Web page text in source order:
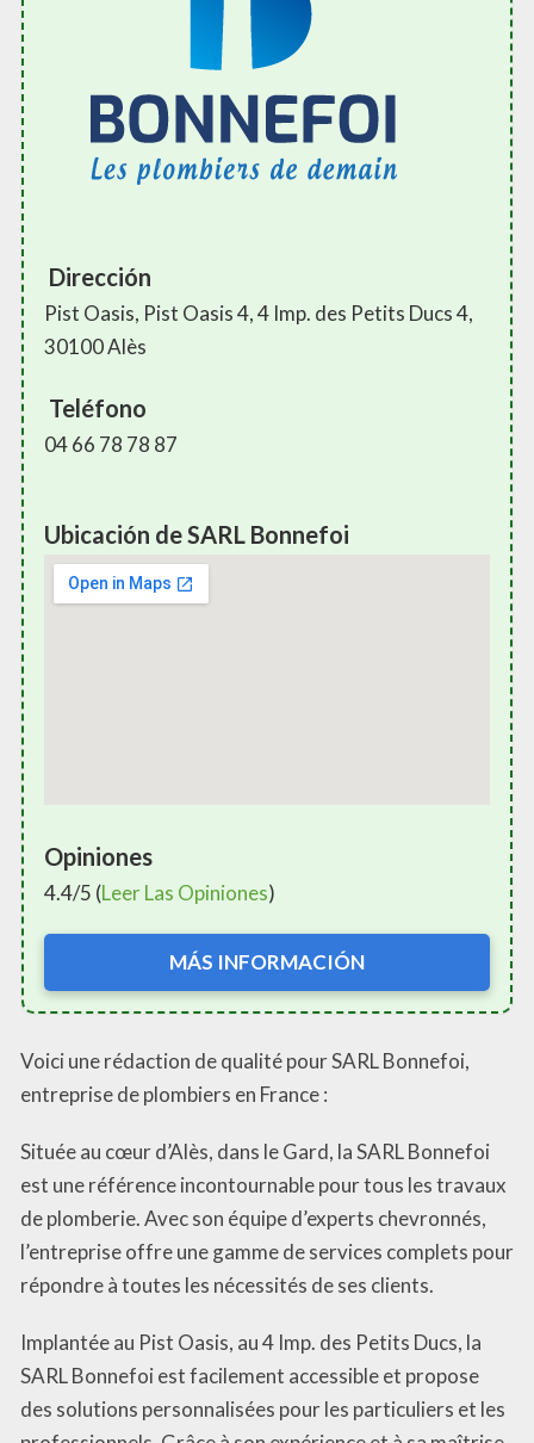
Dirección
Pist Oasis, Pist Oasis 4, 4 Imp. des Petits Ducs 4,
30100 Alès
Teléfono
04 66 78 78 87
Ubicación de SARL Bonnefoi
Opiniones
4.4/5 (Leer Las Opiniones)
MÁS INFORMACIÓN
Voici une rédaction de qualité pour SARL Bonnefoi,
entreprise de plombiers en France :
Située au cœur d’Alès, dans le Gard, la SARL Bonnefoi
est une référence incontournable pour tous les travaux
de plomberie. Avec son équipe d’experts chevronnés,
l’entreprise offre une gamme de services complets pour
répondre à toutes les nécessités de ses clients.
Implantée au Pist Oasis, au 4 Imp. des Petits Ducs, la
SARL Bonnefoi est facilement accessible et propose
des solutions personnalisées pour les particuliers et les